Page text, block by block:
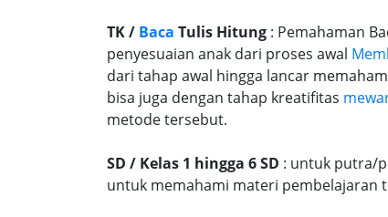
TK / Baca Tulis Hitung : Pemahaman
penyesuaian anak dari proses awal
dari tahap awal hingga lancar
bisa juga dengan tahap kreatifitas
metode tersebut.
SD / Kelas 1 hingga 6 SD : untuk putra/
untuk memahami materi pembelajaran